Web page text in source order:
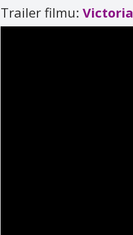
Trailer filmu:Victoria